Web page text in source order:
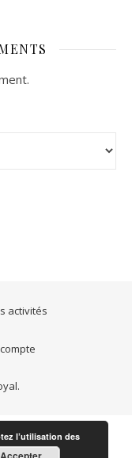
activités
.
l’utilisation des